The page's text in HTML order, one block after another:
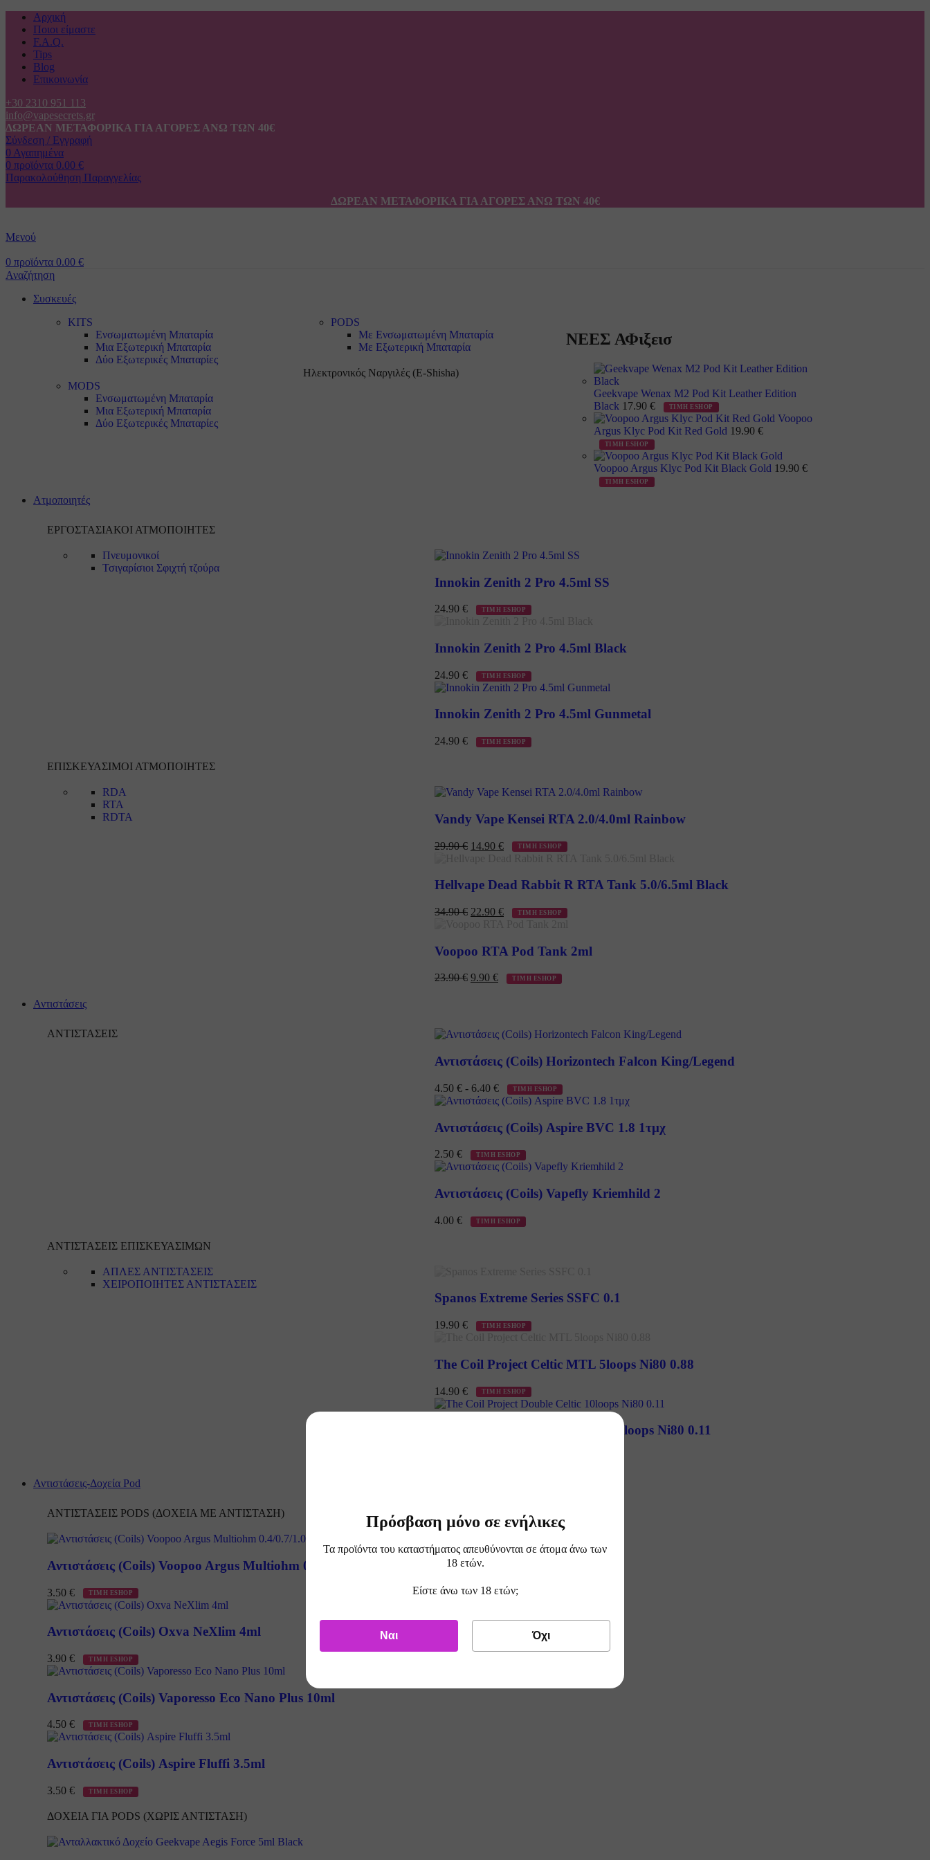
Πρόσβαση μόνο σε ενήλικες
Τα προϊόντα του καταστήματος απευθύνονται σε άτομα άνω των
18 ετών.
Είστε άνω των 18 ετών;
Ναι Όχι
Αρχική
Ποιοι είμαστε
F.A.Q.
Tips
Blog
Επικοινωνία
+30 2310 951 113
info@vapesecrets.gr
ΔΩΡΕΑΝ ΜΕΤΑΦΟΡΙΚΑ ΓΙΑ ΑΓΟΡΕΣ ΑΝΩ ΤΩΝ 40€
Σύνδεση / Εγγραφή
0 Αγαπημένα
0 προϊόντα 0.00 €
Παρακολούθηση Παραγγελίας
ΔΩΡΕΑΝ ΜΕΤΑΦΟΡΙΚΑ ΓΙΑ ΑΓΟΡΕΣ ΑΝΩ ΤΩΝ 40€
Μενού
0 προϊόντα 0.00 €
Αναζήτηση
Συσκευές
KITS
Ενσωματωμένη Μπαταρία
Μια Εξωτερική Μπαταρία
Δύο Εξωτερικές Μπαταρίες
MODS
Ενσωματωμένη Μπαταρία
Μια Εξωτερική Μπαταρία
Δύο Εξωτερικές Μπαταρίες
PODS
Με Ενσωματωμένη Μπαταρία
Με Εξωτερική Μπαταρία
Ηλεκτρονικός Ναργιλές (E-Shisha)
ΝΕΕΣ ΑΦιξεισ
Geekvape Wenax M2 Pod Kit Leather Edition
Black 17.90 € ΤΙΜΗ ESHOP
Voopoo
Argus Klyc Pod Kit Red Gold 19.90 €
ΤΙΜΗ ESHOP
Voopoo Argus Klyc Pod Kit Black Gold 19.90 €
ΤΙΜΗ ESHOP
Ατμοποιητές
ΕΡΓΟΣΤΑΣΙΑΚΟΙ ΑΤΜΟΠΟΙΗΤΕΣ
Πνευμονικοί
Τσιγαρίσιοι Σφιχτή τζούρα
Innokin Zenith 2 Pro 4.5ml SS
24.90 € ΤΙΜΗ ESHOP
Innokin Zenith 2 Pro 4.5ml Black
24.90 € ΤΙΜΗ ESHOP
Innokin Zenith 2 Pro 4.5ml Gunmetal
24.90 € ΤΙΜΗ ESHOP
ΕΠΙΣΚΕΥΑΣΙΜΟΙ ΑΤΜΟΠΟΙΗΤΕΣ
RDA
RTA
RDTA
Vandy Vape Kensei RTA 2.0/4.0ml Rainbow
29.90€ 14.90 € ΤΙΜΗ ESHOP
Hellvape Dead Rabbit R RTA Tank 5.0/6.5ml Black
34.90€ 22.90 € ΤΙΜΗ ESHOP
Voopoo RTA Pod Tank 2ml
23.90€ 9.90 € ΤΙΜΗ ESHOP
Αντιστάσεις
ΑΝΤΙΣΤΑΣΕΙΣ
Αντιστάσεις (Coils) Horizontech Falcon King/Legend
4.50 € - 6.40 € ΤΙΜΗ ESHOP
Αντιστάσεις (Coils) Aspire BVC 1.8 1τμχ
2.50 € ΤΙΜΗ ESHOP
Αντιστάσεις (Coils) Vapefly Kriemhild 2
4.00 € ΤΙΜΗ ESHOP
ΑΝΤΙΣΤΑΣΕΙΣ ΕΠΙΣΚΕΥΑΣΙΜΩΝ
ΑΠΛΕΣ ΑΝΤΙΣΤΑΣΕΙΣ
ΧΕΙΡΟΠΟΙΗΤΕΣ ΑΝΤΙΣΤΑΣΕΙΣ
Spanos Extreme Series SSFC 0.1
19.90 € ΤΙΜΗ ESHOP
The Coil Project Celtic MTL 5loops Ni80 0.88
14.90 € ΤΙΜΗ ESHOP
The Coil Project Double Celtic 10loops Ni80 0.11
Αντιστάσεις-Δοχεία Pod
ΑΝΤΙΣΤΑΣΕΙΣ PODS (ΔΟΧΕΙΑ ΜΕ ΑΝΤΙΣΤΑΣΗ)
Αντιστάσεις (Coils) Voopoo Argus Multiohm 0.4/0.7/1.0 ohm 1τμχ
3.50 € ΤΙΜΗ ESHOP
Αντιστάσεις (Coils) Oxva NeXlim 4ml
3.90 € ΤΙΜΗ ESHOP
Αντιστάσεις (Coils) Vaporesso Eco Nano Plus 10ml
4.50 € ΤΙΜΗ ESHOP
Αντιστάσεις (Coils) Aspire Fluffi 3.5ml
3.50 € ΤΙΜΗ ESHOP
ΔΟΧΕΙΑ ΓΙΑ PODS (ΧΩΡΙΣ ΑΝΤΙΣΤΑΣΗ)